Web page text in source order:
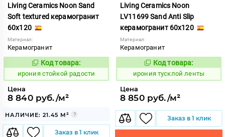
Living Ceramics Noon Sand
Soft textured керамогранит
60x120
Материал:
Керамогранит
1106077
Код товара:
ирония стойкой радости
Цена
8 840 руб./м²
НАЛИЧИЕ: 21.45 М²
Заказ в 1 клик
Living Ceramics Noon
LV11699 Sand Anti Slip
керамогранит 60x120
Материал:
Керамогранит
1107043
Код товара:
ирония тусклой ленты
Цена
8 850 руб./м²
Заказ в 1 клик